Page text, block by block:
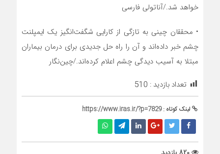
خواهد شد./آناتولی فارسی
• محققان چینی به تازگی از کارایی شگفت‌انگیز یک ایمپلنت
چشم خبر داده‌اند و آن را راه حل جدیدی برای درمان بیماران
مبتلا به آسیب دیدگی چشم اعلام کرده‌اند./چین‌نگار
تعداد بازدید : 510
لینک کوتاه :https://www.iras.ir/?p=7829